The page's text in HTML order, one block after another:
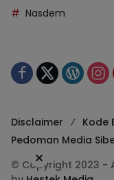
Nasdem
Disclaimer Kode
Pedoman Media
© Copyright 2023 -
×